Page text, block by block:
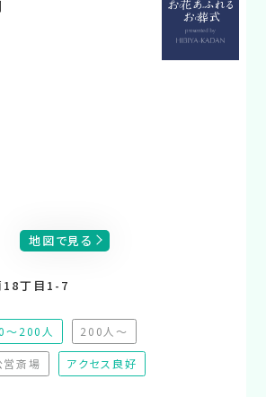
地図で見る
18丁目1-7
～200人
200人～
（非推奨）
）
営斎場
（非対応）
アクセス良好